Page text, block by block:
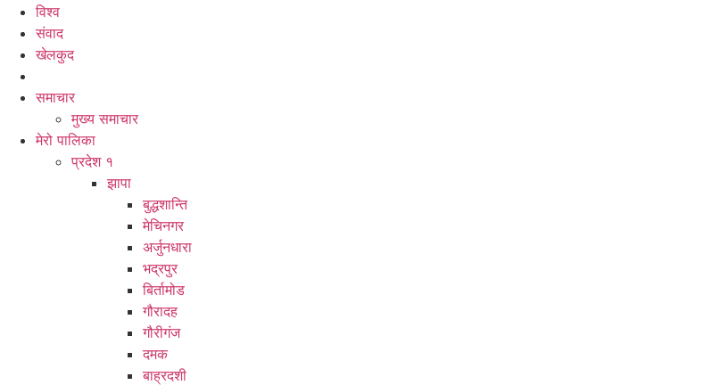
विश्व
संवाद
खेलकुद
समाचार
मुख्य समाचार
मेरो पालिका
प्रदेश १
झापा
बुद्धशान्ति
मेचिनगर
अर्जुनधारा
भद्रपुर
बिर्तामोड
गौरादह
गौरीगंज
दमक
बाह्रदशी